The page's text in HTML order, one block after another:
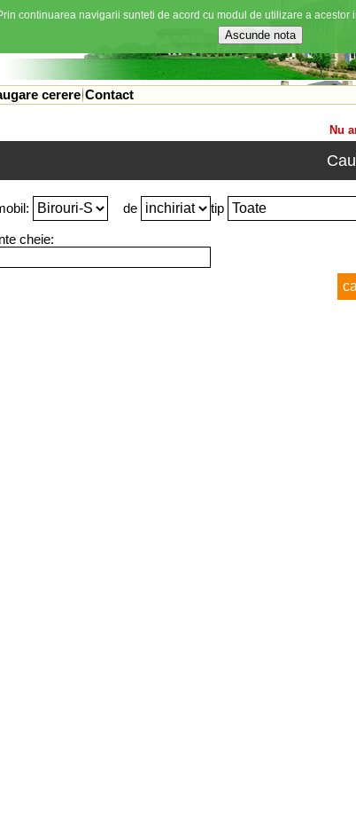
cerere Contact
Nu
de tip
cheie:
continuarea navigarii sunteti de acord cu modul de utilizare a